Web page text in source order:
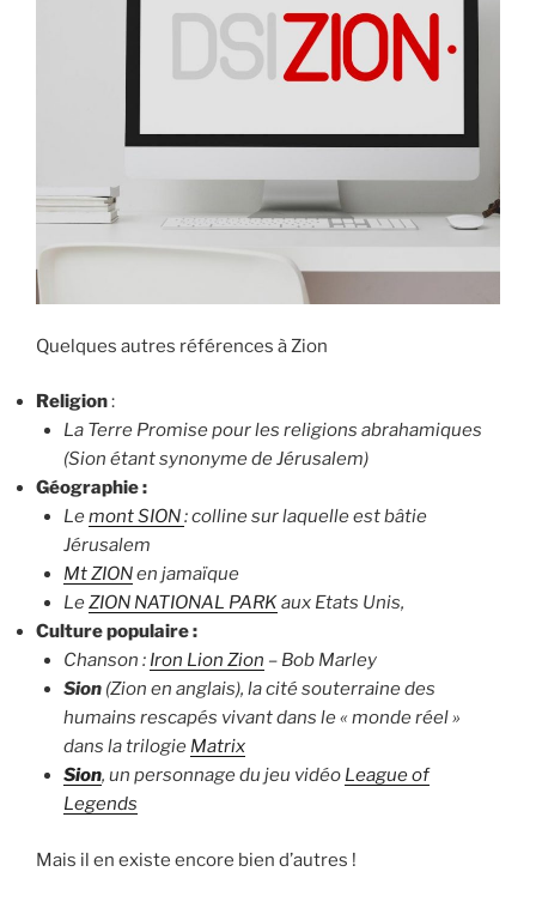
Quelques autres références à Zion
Religion:
La Terre Promise pour les religions abrahamiques
(Sion étant synonyme de Jérusalem)
Géographie :
Lemont SION: colline sur laquelle est bâtie
Jérusalem
Mt ZIONen jamaïque
LeZION NATIONAL PARKaux Etats Unis,
Culture populaire :
Chanson : Iron Lion Zion – Bob Marley
Sion(Zion en anglais), la cité souterraine des
humains rescapés vivant dans le « monde réel »
dans la trilogie Matrix
Sion, un personnage du jeu vidéo League of
Legends
Mais il en existe encore bien d’autres !